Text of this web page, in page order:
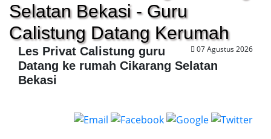
Selatan Bekasi - Guru
Calistung Datang Kerumah
07 Agustus 2026
Les Privat Calistung guru
Datang ke rumah Cikarang Selatan
Bekasi